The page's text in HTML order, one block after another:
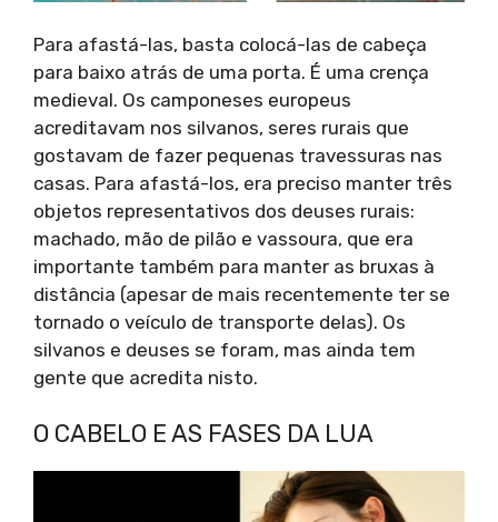
Para afastá-las, basta colocá-las de cabeça
para baixo atrás de uma porta. É uma crença
medieval. Os camponeses europeus
acreditavam nos silvanos, seres rurais que
gostavam de fazer pequenas travessuras nas
casas. Para afastá-los, era preciso manter três
objetos representativos dos deuses rurais:
machado, mão de pilão e vassoura, que era
importante também para manter as bruxas à
distância (apesar de mais recentemente ter se
tornado o veículo de transporte delas). Os
silvanos e deuses se foram, mas ainda tem
gente que acredita nisto.
O CABELO E AS FASES DA LUA